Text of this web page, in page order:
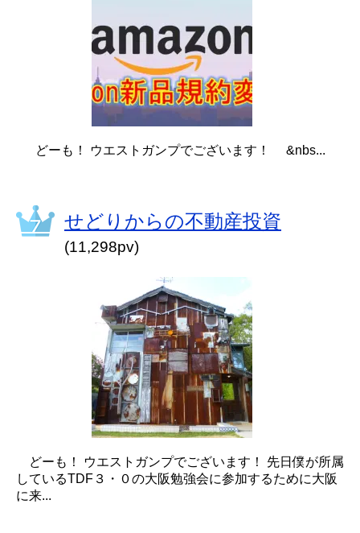
どーも！ ウエストガンプでございます！ &nbs...
せどりからの不動産投資
(11,298pv)
どーも！ ウエストガンプでございます！ 先日僕が所属
しているTDF３・０の大阪勉強会に参加するために大阪
に来...